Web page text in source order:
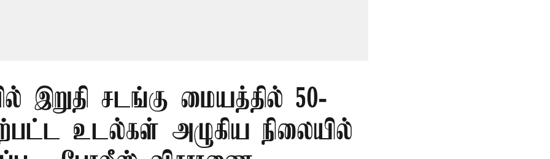
இறுதி சடங்கு மையத்தில் 50-
உடல்கள் அழுகிய நிலையில்